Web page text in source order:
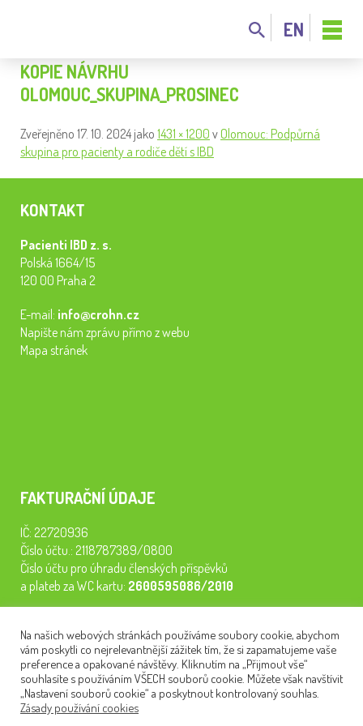
EN
KOPIE NÁVRHU
OLOMOUC_SKUPINA_PROSINEC
Zveřejněno 17. 10. 2024 jako 1431 × 1200 v Olomouc: Podpůrná
skupina pro pacienty a rodiče dětí s IBD
KONTAKT
Pacienti IBD z. s.
Polská 1664/15
120 00 Praha 2
E-mail: info@crohn.cz
Napište nám zprávu přímo z webu
Mapa stránek
FAKTURAČNÍ ÚDAJE
IČ: 22720936
Číslo účtu.: 2118787389/0800
Číslo účtu pro úhradu členských příspěvků
a plateb za WC kartu: 2600595086/2010
semináře, konferenci, plavbu na lodi a WC kartu. Z peněz
tiskneme odborné publikace pro pacienty.
Na našich webových stránkách používáme soubory cookie, abychom
vám poskytli co nejrelevantnější zážitek tím, že si zapamatujeme vaše
preference a opakované návštěvy. Kliknutím na „Přijmout vše“
souhlasíte s používáním VŠECH souborů cookie. Můžete však navštívit
„Nastavení souborů cookie“ a poskytnout kontrolovaný souhlas.
Zásady používání cookies